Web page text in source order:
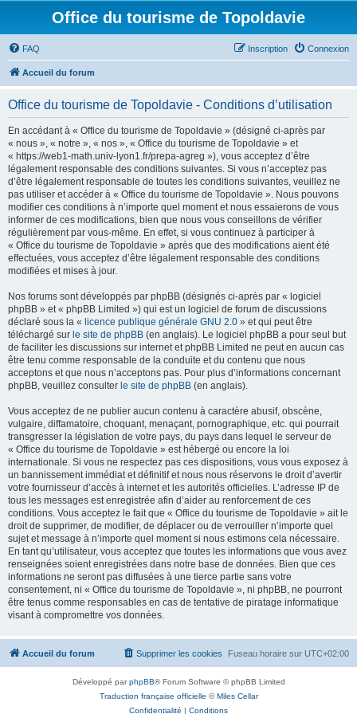
Office du tourisme de Topoldavie
FAQ Connexion
Inscription
Accueil du forum
Office du tourisme de Topoldavie - Conditions d’utilisation
En accédant à « Office du tourisme de Topoldavie » (désigné ci-après par
« nous », « notre », « nos », « Office du tourisme de Topoldavie » et
« https://web1-math.univ-lyon1.fr/prepa-agreg »), vous acceptez d’être
légalement responsable des conditions suivantes. Si vous n’acceptez pas
d’être légalement responsable de toutes les conditions suivantes, veuillez ne
pas utiliser et accéder à « Office du tourisme de Topoldavie ». Nous pouvons
modifier ces conditions à n’importe quel moment et nous essaierons de vous
informer de ces modifications, bien que nous vous conseillons de vérifier
régulièrement par vous-même. En effet, si vous continuez à participer à
« Office du tourisme de Topoldavie » après que des modifications aient été
effectuées, vous acceptez d’être légalement responsable des conditions
modifiées et mises à jour.
Nos forums sont développés par phpBB (désignés ci-après par « logiciel
phpBB » et « phpBB Limited ») qui est un logiciel de forum de discussions
déclaré sous la « licence publique générale GNU 2.0 » et qui peut être
téléchargé sur le site de phpBB (en anglais). Le logiciel phpBB a pour seul but
de faciliter les discussions sur internet et phpBB Limited ne peut en aucun cas
être tenu comme responsable de la conduite et du contenu que nous
acceptons et que nous n’acceptons pas. Pour plus d’informations concernant
phpBB, veuillez consulter le site de phpBB (en anglais).
Vous acceptez de ne publier aucun contenu à caractère abusif, obscène,
vulgaire, diffamatoire, choquant, menaçant, pornographique, etc. qui pourrait
transgresser la législation de votre pays, du pays dans lequel le serveur de
« Office du tourisme de Topoldavie » est hébergé ou encore la loi
internationale. Si vous ne respectez pas ces dispositions, vous vous exposez à
un bannissement immédiat et définitif et nous nous réservons le droit d’avertir
votre fournisseur d’accès à internet et les autorités officielles. L’adresse IP de
tous les messages est enregistrée afin d’aider au renforcement de ces
conditions. Vous acceptez le fait que « Office du tourisme de Topoldavie » ait le
droit de supprimer, de modifier, de déplacer ou de verrouiller n’importe quel
sujet et message à n’importe quel moment si nous estimons cela nécessaire.
En tant qu’utilisateur, vous acceptez que toutes les informations que vous avez
renseignées soient enregistrées dans notre base de données. Bien que ces
informations ne seront pas diffusées à une tierce partie sans votre
consentement, ni « Office du tourisme de Topoldavie », ni phpBB, ne pourront
être tenus comme responsables en cas de tentative de piratage informatique
visant à compromettre vos données.
Accueil du forum Fuseau horaire sur UTC+02:00
Supprimer les cookies
Développé parphpBB® Forum Software © phpBB Limited
Traduction française officielle ©Miles Cellar
Confidentialité | Conditions